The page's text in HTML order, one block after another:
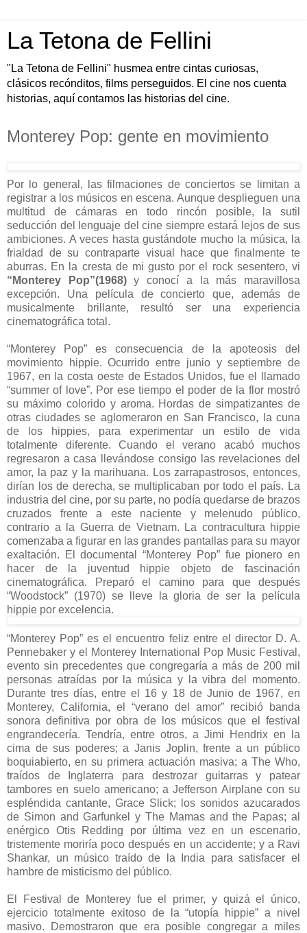
La Tetona de Fellini
"La Tetona de Fellini" husmea entre cintas curiosas,
clásicos recónditos, films perseguidos. El cine nos cuenta
historias, aquí contamos las historias del cine.
Monterey Pop: gente en movimiento
Por lo general, las filmaciones de conciertos se limitan a
registrar a los músicos en escena. Aunque desplieguen una
multitud de cámaras en todo rincón posible, la sutil
seducción del lenguaje del cine siempre estará lejos de sus
ambiciones. A veces hasta gustándote mucho la música, la
frialdad de su contraparte visual hace que finalmente te
aburras. En la cresta de mi gusto por el rock sesentero, vi
“Monterey Pop”(1968)y conocí a la más maravillosa
excepción. Una película de concierto que, además de
musicalmente brillante, resultó ser una experiencia
cinematográfica total.
“Monterey Pop” es consecuencia de la apoteosis del
movimiento hippie. Ocurrido entre junio y septiembre de
1967, en la costa oeste de Estados Unidos, fue el llamado
“summer of love”. Por ese tiempo el poder de la flor mostró
su máximo colorido y aroma. Hordas de simpatizantes de
otras ciudades se aglomeraron en San Francisco, la cuna
de los hippies, para experimentar un estilo de vida
totalmente diferente. Cuando el verano acabó muchos
regresaron a casa llevándose consigo las revelaciones del
amor, la paz y la marihuana. Los zarrapastrosos, entonces,
dirían los de derecha, se multiplicaban por todo el país. La
industria del cine, por su parte, no podía quedarse de brazos
cruzados frente a este naciente y melenudo público,
contrario a la Guerra de Vietnam. La contracultura hippie
comenzaba a figurar en las grandes pantallas para su mayor
exaltación. El documental “Monterey Pop” fue pionero en
hacer de la juventud hippie objeto de fascinación
cinematográfica. Preparó el camino para que después
“Woodstock” (1970) se lleve la gloria de ser la película
hippie por excelencia.
“Monterey Pop” es el encuentro feliz entre el director D. A.
Pennebaker y el Monterey International Pop Music Festival,
evento sin precedentes que congregaría a más de 200 mil
personas atraídas por la música y la vibra del momento.
Durante tres días, entre el 16 y 18 de Junio de 1967, en
Monterey, California, el “verano del amor” recibió banda
sonora definitiva por obra de los músicos que el festival
engrandecería. Tendría, entre otros, a Jimi Hendrix en la
cima de sus poderes; a Janis Joplin, frente a un público
boquiabierto, en su primera actuación masiva; a The Who,
traídos de Inglaterra para destrozar guitarras y patear
tambores en suelo americano; a Jefferson Airplane con su
espléndida cantante, Grace Slick; los sonidos azucarados
de Simon and Garfunkel y The Mamas and the Papas; al
enérgico Otis Redding por última vez en un escenario,
tristemente moriría poco después en un accidente; y a Ravi
Shankar, un músico traído de la India para satisfacer el
hambre de misticismo del público.
El Festival de Monterey fue el primer, y quizá el único,
ejercicio totalmente exitoso de la “utopía hippie” a nivel
masivo. Demostraron que era posible congregar a miles